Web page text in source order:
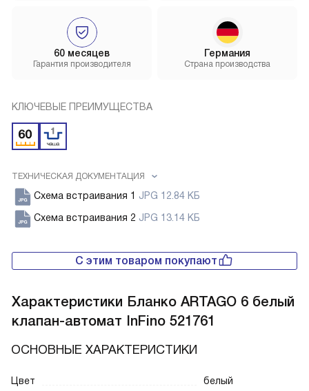
60 месяцев
Гарантия производителя
Германия
Страна производства
КЛЮЧЕВЫЕ ПРЕИМУЩЕСТВА
ТЕХНИЧЕСКАЯ ДОКУМЕНТАЦИЯ
Схема встраивания 1 JPG 12.84 КБ
Схема встраивания 2 JPG 13.14 КБ
С этим товаром покупают
Характеристики Бланко ARTAGO 6 белый
клапан-автомат InFino 521761
ОСНОВНЫЕ ХАРАКТЕРИСТИКИ
Цвет
белый